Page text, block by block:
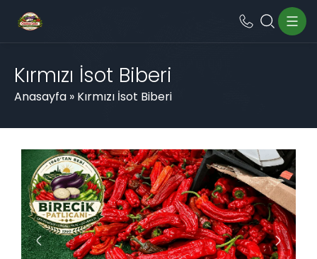
Kırmızı İsot Biberi
Anasayfa » Kırmızı İsot Biberi